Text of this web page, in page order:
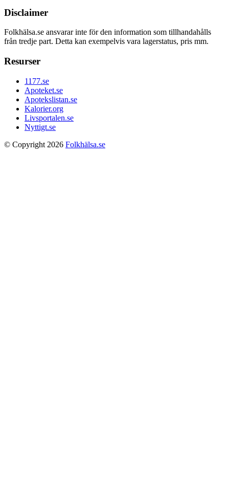
Disclaimer
Folkhälsa.se ansvarar inte för den information som tillhandahålls
från tredje part. Detta kan exempelvis vara lagerstatus, pris mm.
Resurser
1177.se
Apoteket.se
Apotekslistan.se
Kalorier.org
Livsportalen.se
Nyttigt.se
© Copyright 2026 Folkhälsa.se